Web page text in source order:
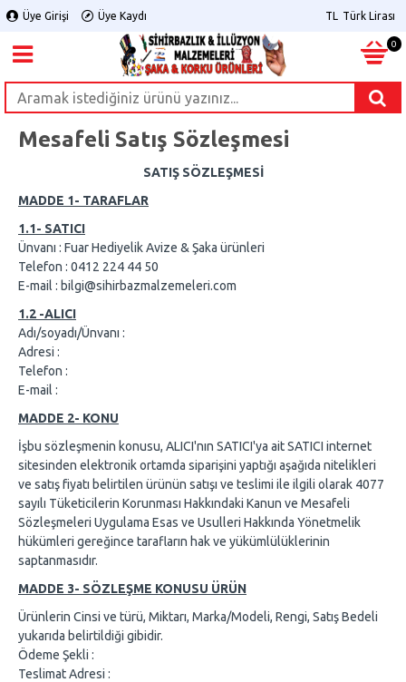
Üye Girişi Üye Kaydı TL Türk Lirası
0
Mesafeli Satış Sözleşmesi
SATIŞ SÖZLEŞMESİ
MADDE 1- TARAFLAR
1.1- SATICI
Ünvanı : Fuar Hediyelik Avize & Şaka ürünleri
Telefon : 0412 224 44 50
E-mail : bilgi@sihirbazmalzemeleri.com
1.2 -ALICI
Adı/soyadı/Ünvanı :
Adresi :
Telefon :
E-mail :
MADDE 2- KONU
İşbu sözleşmenin konusu, ALICI'nın SATICI'ya ait SATICI internet
sitesinden elektronik ortamda siparişini yaptığı aşağıda nitelikleri
ve satış fiyatı belirtilen ürünün satışı ve teslimi ile ilgili olarak 4077
sayılı Tüketicilerin Korunması Hakkındaki Kanun ve Mesafeli
Sözleşmeleri Uygulama Esas ve Usulleri Hakkında Yönetmelik
hükümleri gereğince tarafların hak ve yükümlülüklerinin
saptanmasıdır.
MADDE 3- SÖZLEŞME KONUSU ÜRÜN
Ürünlerin Cinsi ve türü, Miktarı, Marka/Modeli, Rengi, Satış Bedeli
yukarıda belirtildiği gibidir.
Ödeme Şekli :
Teslimat Adresi :